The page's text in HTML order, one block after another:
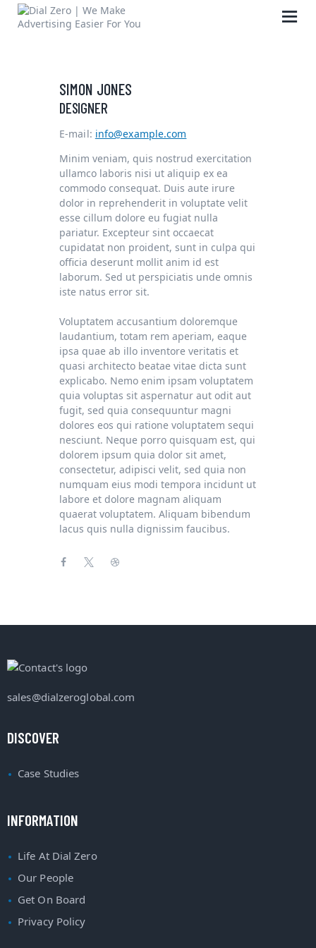
HOME
ABOUT US
LIFE AT DIAL ZERO
CASE STUDIES
CAREERS
OUR PEOPLE
CONTACT US
SIMON JONES
DESIGNER
E-mail: info@example.com
Minim veniam, quis nostrud exercitation
ullamco laboris nisi ut aliquip ex ea
commodo consequat. Duis aute irure
dolor in reprehenderit in voluptate velit
esse cillum dolore eu fugiat nulla
pariatur. Excepteur sint occaecat
cupidatat non proident, sunt in culpa qui
officia deserunt mollit anim id est
laborum. Sed ut perspiciatis unde omnis
iste natus error sit.
Voluptatem accusantium doloremque
laudantium, totam rem aperiam, eaque
ipsa quae ab illo inventore veritatis et
quasi architecto beatae vitae dicta sunt
explicabo. Nemo enim ipsam voluptatem
quia voluptas sit aspernatur aut odit aut
fugit, sed quia consequuntur magni
dolores eos qui ratione voluptatem sequi
nesciunt. Neque porro quisquam est, qui
dolorem ipsum quia dolor sit amet,
consectetur, adipisci velit, sed quia non
numquam eius modi tempora incidunt ut
labore et dolore magnam aliquam
quaerat voluptatem. Aliquam bibendum
lacus quis nulla dignissim faucibus.
sales@dialzeroglobal.com
DISCOVER
Case Studies
INFORMATION
Life At Dial Zero
Our People
Get On Board
Privacy Policy